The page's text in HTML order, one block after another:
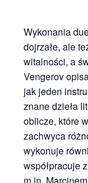
Wykonania
dojrzałe, ale
witalności, a
Vengerov
jak jeden
znane dzieła
oblicze, które
zachwyca
wykonuje
współpracuje
m.in.